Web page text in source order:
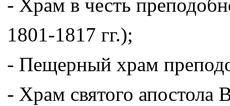
- Храм в честь
1801-1817 гг.);
- Пещерный храм
- Храм святого апостола